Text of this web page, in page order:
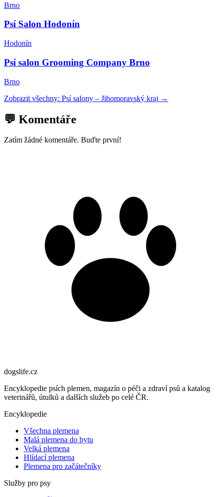
Brno
Psí Salon Hodonín
Hodonín
Psí salon Grooming Company Brno
Brno
Zobrazit všechny: Psí salony – Jihomoravský kraj →
💬 Komentáře
Zatím žádné komentáře. Buďte první!
dogslife.cz
Encyklopedie psích plemen, magazín o péči a zdraví psů a katalog
veterinářů, útulků a dalších služeb po celé ČR.
Encyklopedie
Všechna plemena
Malá plemena do bytu
Velká plemena
Hlídací plemena
Plemena pro začátečníky
Služby pro psy